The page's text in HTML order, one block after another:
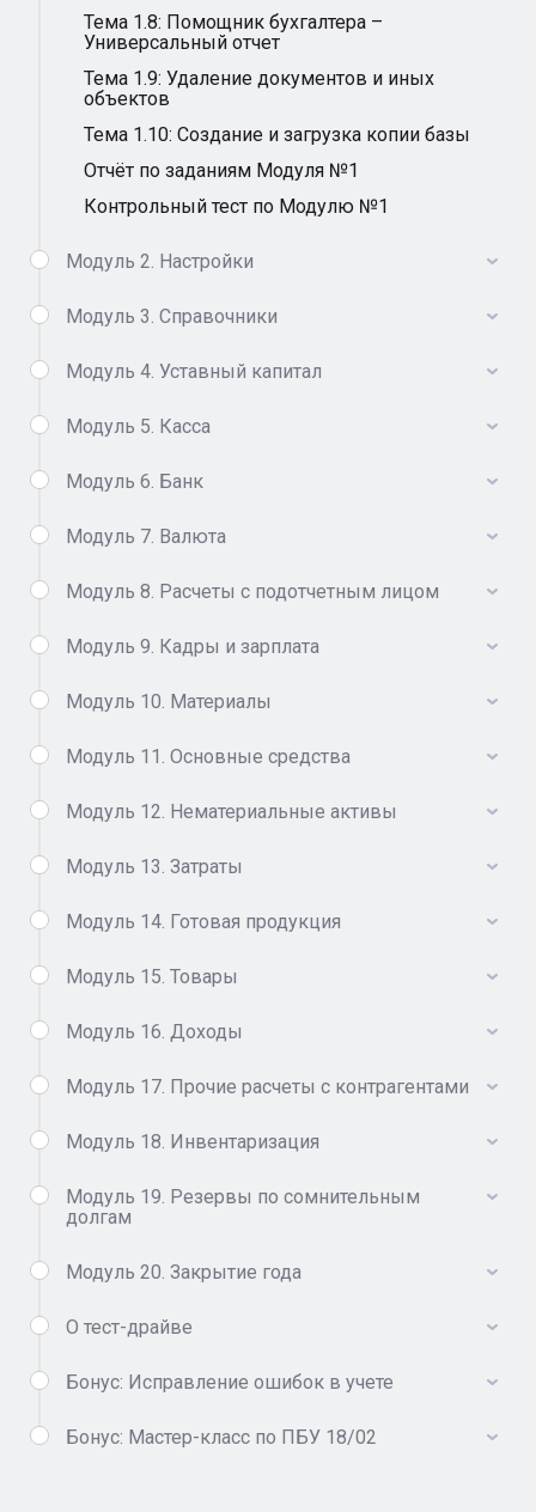
Тема 1.8: Помощник бухгалтера –
Универсальный отчет
Тема 1.9: Удаление документов и иных
объектов
Тема 1.10: Создание и загрузка копии базы
Отчёт по заданиям Модуля №1
Контрольный тест по Модулю №1
Модуль 2. Настройки
Модуль 3. Справочники
Модуль 4. Уставный капитал
Модуль 5. Касса
Модуль 6. Банк
Модуль 7. Валюта
Модуль 8. Расчеты с подотчетным лицом
Модуль 9. Кадры и зарплата
Модуль 10. Материалы
Модуль 11. Основные средства
Модуль 12. Нематериальные активы
Модуль 13. Затраты
Модуль 14. Готовая продукция
Модуль 15. Товары
Модуль 16. Доходы
Модуль 17. Прочие расчеты с контрагентами
Модуль 18. Инвентаризация
Модуль 19. Резервы по сомнительным
долгам
Модуль 20. Закрытие года
О тест-драйве
Бонус: Исправление ошибок в учете
Бонус: Мастер-класс по ПБУ 18/02